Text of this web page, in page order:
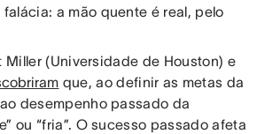
a mão quente é real, pelo
(Universidade de Houston) e
que, ao definir as metas da
desempenho passado da
ou “fria”. O sucesso passado afeta